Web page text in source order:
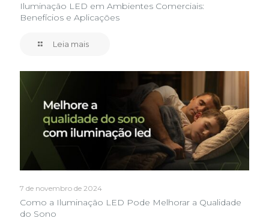
Iluminação LED em Ambientes Comerciais:
Benefícios e Aplicações
Leia mais
7 de novembro de 2024
Como a Iluminação LED Pode Melhorar a Qualidade
do Sono